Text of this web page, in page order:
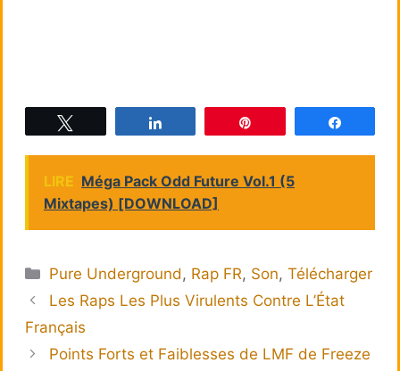
LIRE Méga Pack Odd Future Vol.1 (5
Mixtapes) [DOWNLOAD]
Catégories
Pure Underground , Rap FR, Son,Télécharger
Les Raps Les Plus Virulents Contre L’État
Français
Points Forts et Faiblesses de LMF de Freeze